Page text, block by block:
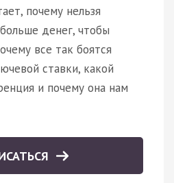
почему нельзя
денег, чтобы
все так боятся
ставки, какой
и почему она нам